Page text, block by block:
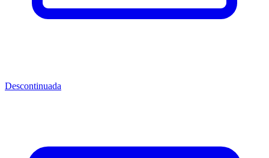
Descontinuada